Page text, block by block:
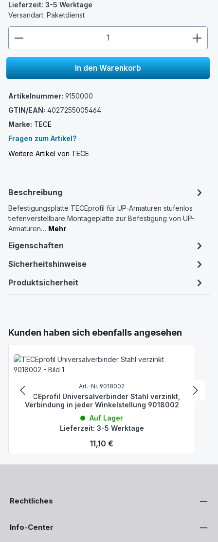
Lieferzeit: 3-5 Werktage
Versandart: Paketdienst
In den Warenkorb
Artikelnummer: 9150000
GTIN/EAN: 4027255005464
Marke: TECE
Fragen zum Artikel?
Weitere Artikel von TECE
Beschreibung
Befestigungsplatte TECEprofil für UP-Armaturen stufenlos
tiefenverstellbare Montageplatte zur Befestigung von UP-
Armaturen… Mehr
Eigenschaften
Sicherheitshinweise
Produktsicherheit
Produktgalerie überspringen
Kunden haben sich ebenfalls angesehen
Art.-Nr. 9018002
TECEprofil Universalverbinder Stahl verzinkt,
Verbindung in jeder Winkelstellung 9018002
Auf Lager
Lieferzeit: 3-5 Werktage
Regulärer Preis:
11,10 €
Rechtliches
Info-Center